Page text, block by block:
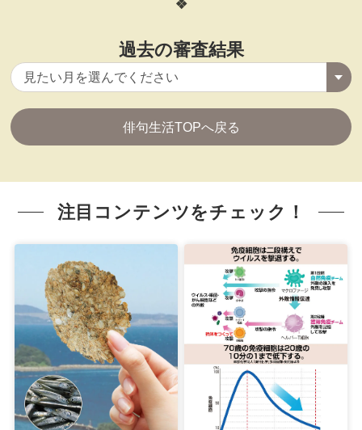
過去の審査結果
俳句生活TOPへ戻る
注目コンテンツをチェック！